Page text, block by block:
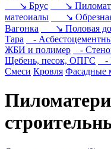
↘ Брус
↘
матеоиалы
↘ Обрезная
Вагонка
↘ Половая
Тара
-
ЖБИ и полимер
-
Щебень, песок, ОПГС
-
Смеси Кровля Фасадные